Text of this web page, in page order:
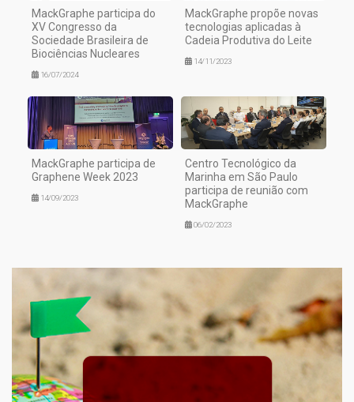
MackGraphe participa do
XV Congresso da
Sociedade Brasileira de
Biociências Nucleares
16/07/2024
MackGraphe propõe novas
tecnologias aplicadas à
Cadeia Produtiva do Leite
14/11/2023
MackGraphe participa de
Graphene Week 2023
14/09/2023
Centro Tecnológico da
Marinha em São Paulo
participa de reunião com
MackGraphe
06/02/2023